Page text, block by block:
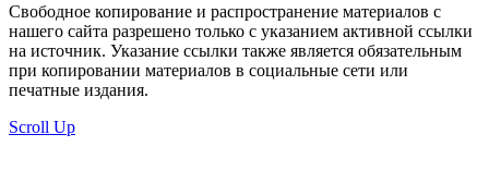
Свободное копирование и распространение материалов с
нашего сайта разрешено только с указанием активной ссылки
на источник. Указание ссылки также является обязательным
при копировании материалов в социальные сети или
печатные издания.
Scroll Up